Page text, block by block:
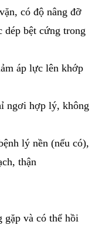
có độ nâng đỡ
dép bệt cứng trong
áp lực lên khớp
ngơi hợp lý, không
lý nền (nếu có),
thận
gặp và có thể hồi